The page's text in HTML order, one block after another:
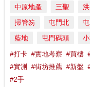
中原地產 三聖
掃管笏
屯門北
藍地
屯門碼頭
#打卡 #實地考察 #買樓
#實測 #街坊推薦 #新盤
#2手